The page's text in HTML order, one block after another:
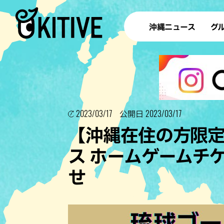
沖縄ニュース グ
ラ
テイ
すし
洋食・
その他
2023/03/17 公開日 2023/03/17
【沖縄在住の方限
ス ホームゲームチ
せ